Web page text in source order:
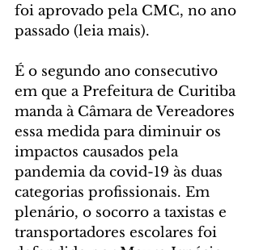
foi aprovado pela CMC, no ano
passado (leia mais).
É o segundo ano consecutivo
em que a Prefeitura de Curitiba
manda à Câmara de Vereadores
essa medida para diminuir os
impactos causados pela
pandemia da covid-19 às duas
categorias profissionais. Em
plenário, o socorro a taxistas e
transportadores escolares foi